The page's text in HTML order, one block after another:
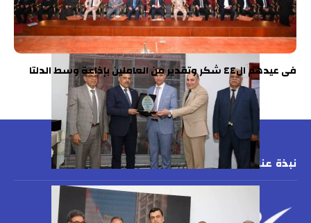
فى عيدهم ال٤٤ شكر وتقدير من العاملين بإذاعة وسط الدلتا
نبذة عنا